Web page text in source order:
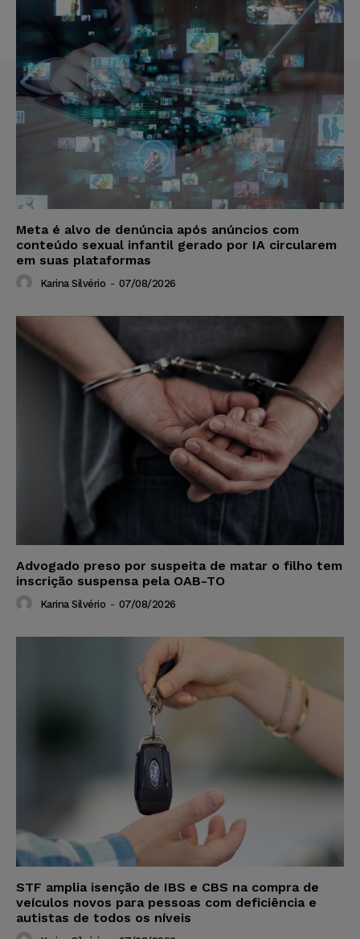
Meta é alvo de denúncia após anúncios com
conteúdo sexual infantil gerado por IA circularem
em suas plataformas
Karina Silvério - 07/08/2026
Advogado preso por suspeita de matar o filho tem
inscrição suspensa pela OAB-TO
Karina Silvério - 07/08/2026
STF amplia isenção de IBS e CBS na compra de
veículos novos para pessoas com deficiência e
autistas de todos os níveis